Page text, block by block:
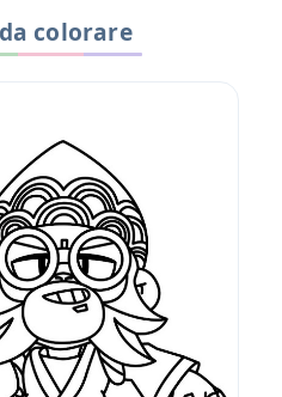
colorare